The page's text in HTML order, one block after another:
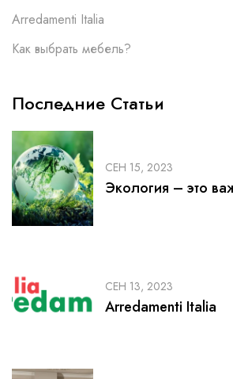
Arredamenti Italia
Как выбрать мебель?
Последние Статьи
СЕН 15, 2023
Экология – это
СЕН 13, 2023
Arredamenti Italia